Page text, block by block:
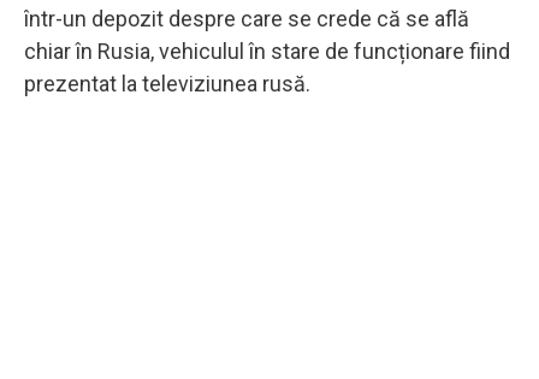
într-un depozit despre care se crede că se află
chiar în Rusia, vehiculul în stare de funcționare fiind
prezentat la televiziunea rusă.